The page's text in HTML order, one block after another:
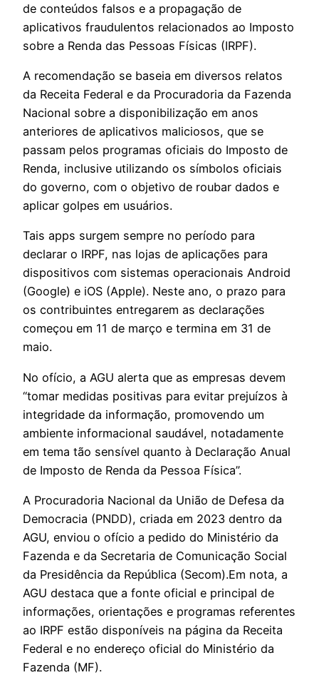
de conteúdos falsos e a propagação de
aplicativos fraudulentos relacionados ao Imposto
sobre a Renda das Pessoas Físicas (IRPF).
A recomendação se baseia em diversos relatos
da Receita Federal e da Procuradoria da Fazenda
Nacional sobre a disponibilização em anos
anteriores de aplicativos maliciosos, que se
passam pelos programas oficiais do Imposto de
Renda, inclusive utilizando os símbolos oficiais
do governo, com o objetivo de roubar dados e
aplicar golpes em usuários.
Tais apps surgem sempre no período para
declarar o IRPF, nas lojas de aplicações para
dispositivos com sistemas operacionais Android
(Google) e iOS (Apple). Neste ano, o prazo para
os contribuintes entregarem as declarações
começou em 11 de março e termina em 31 de
maio.
No ofício, a AGU alerta que as empresas devem
“tomar medidas positivas para evitar prejuízos à
integridade da informação, promovendo um
ambiente informacional saudável, notadamente
em tema tão sensível quanto à Declaração Anual
de Imposto de Renda da Pessoa Física”.
A Procuradoria Nacional da União de Defesa da
Democracia (PNDD), criada em 2023 dentro da
AGU, enviou o ofício a pedido do Ministério da
Fazenda e da Secretaria de Comunicação Social
da Presidência da República (Secom).Em nota, a
AGU destaca que a fonte oficial e principal de
informações, orientações e programas referentes
ao IRPF estão disponíveis na página da Receita
Federal e no endereço oficial do Ministério da
Fazenda (MF).